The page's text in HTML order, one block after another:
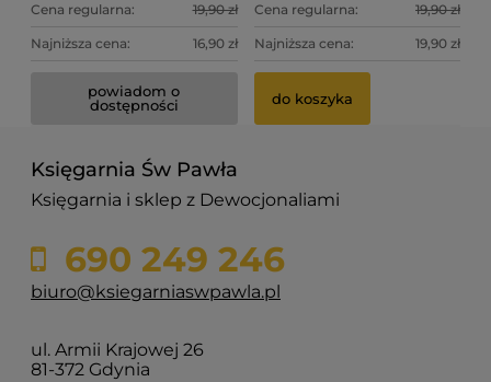
Cena regularna: 19,90 zł
Najniższa cena: 16,90 zł
powiadom o
dostępności
Cena regularna: 19,90 zł
Najniższa cena: 19,90 zł
do koszyka
Księgarnia Św Pawła
Księgarnia i sklep z Dewocjonaliami
690 249 246
biuro@ksiegarniaswpawla.pl
ul. Armii Krajowej 26
81-372 Gdynia